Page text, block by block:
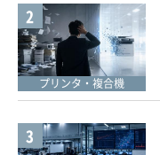
2
プリンタ・複合機
3